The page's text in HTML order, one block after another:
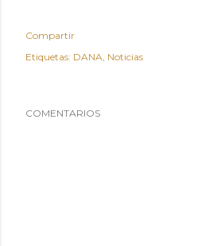
Compartir
Etiquetas: DANA Noticias
COMENTARIOS